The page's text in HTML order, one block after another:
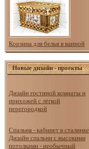
Корзина для белья в ванной
Новые дизайн - проекты
Дизайн гостиной комнаты и
прихожей с лёгкой
перегородкой
Спальня - кабинет в сталинке.
Дизайн спальни с высокими
потолками - необычный